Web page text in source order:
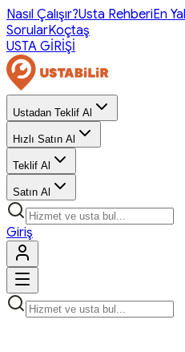
Nasıl Çalışır?Usta RehberiEn
SorularKoçtaş
USTA GİRİŞİ
Ustadan Teklif Al
Hızlı Satın Al
Teklif Al
Satın Al
Giriş